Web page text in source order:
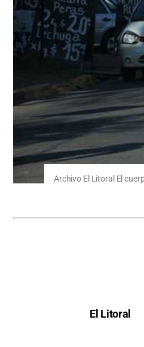
Archivo El Litoral El
El Litoral